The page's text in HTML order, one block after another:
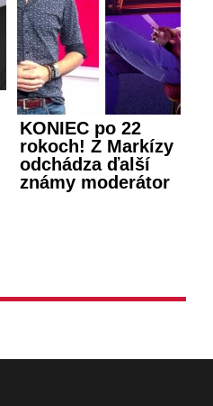
KONIEC po 22
rokoch! Z Markízy
odchádza ďalší
známy moderátor